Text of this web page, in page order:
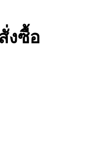
งซื้อ